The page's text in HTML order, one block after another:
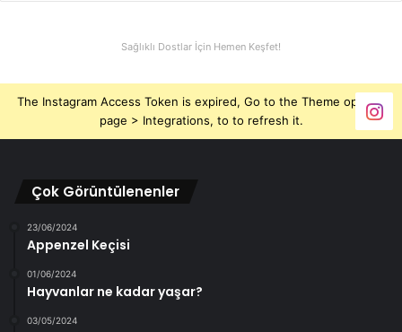
Sağlıklı Dostlar İçin Hemen Keşfet!
The Instagram Access Token is expired, Go to the Theme options
page > Integrations, to to refresh it.
Çok Görüntülenenler
23/06/2024
Appenzel Keçisi
01/06/2024
Hayvanlar ne kadar yaşar?
03/05/2024